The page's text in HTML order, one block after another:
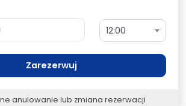
12:00
Zarezerwuj
anulowanie lub zmiana rezerwacji